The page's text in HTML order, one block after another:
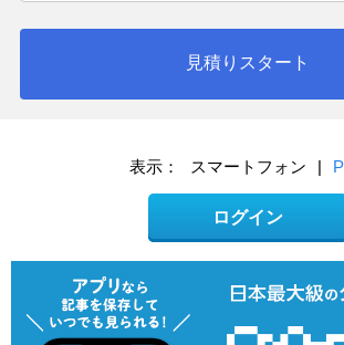
見積りスタート
表示： スマートフォン |
ログイン